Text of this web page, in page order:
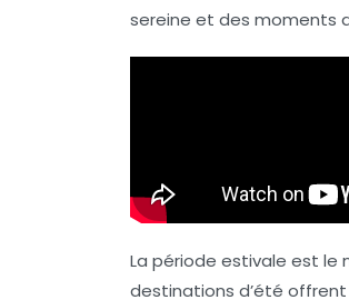
sereine et des moments
La période estivale est
destinations d’été offrent